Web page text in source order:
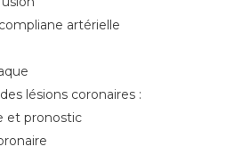
artérielle
lésions coronaires :
et pronostic